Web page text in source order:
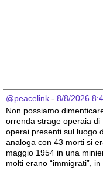
@peacelink - 8/8/2026
Non possiamo
orrenda strage operaia
operai presenti sul luogo
analoga con 43 morti si
maggio 1954 in una
molti erano “immigrati”,